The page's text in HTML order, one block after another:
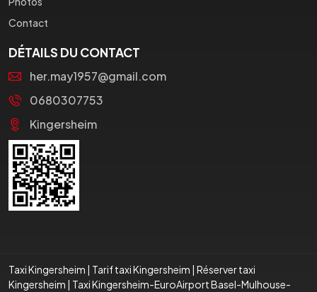
Contact
DÉTAILS DU CONTACT
her.may1957@gmail.com
0680307753
Kingersheim
Taxi Kingersheim | Tarif taxi Kingersheim | Réserver taxi
Kingersheim | Taxi Kingersheim-EuroAirport Basel-Mulhouse-